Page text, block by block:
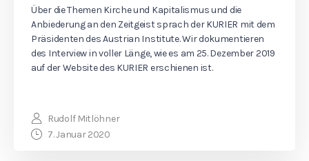
Über die Themen Kirche und Kapitalismus und die
Anbiederung an den Zeitgeist sprach der KURIER mit dem
Präsidenten des Austrian Institute. Wir dokumentieren
des Interview in voller Länge, wie es am 25. Dezember 2019
auf der Website des KURIER erschienen ist.
Rudolf Mitlöhner
7. Januar 2020